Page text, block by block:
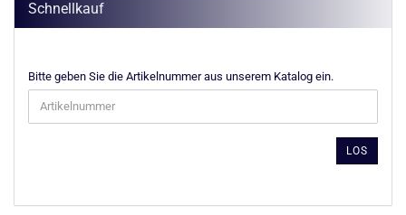
Schnellkauf
BITTE
GEBEN
SIE
DIE
EIN.
Bitte geben Sie die Artikelnummer aus unserem Katalog ein.
LOS